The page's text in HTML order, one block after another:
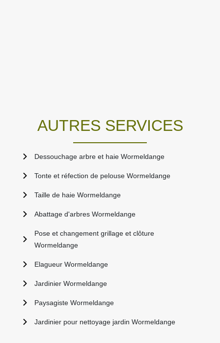
AUTRES SERVICES
Dessouchage arbre et haie Wormeldange
Tonte et réfection de pelouse Wormeldange
Taille de haie Wormeldange
Abattage d'arbres Wormeldange
Pose et changement grillage et clôture
Wormeldange
Elagueur Wormeldange
Jardinier Wormeldange
Paysagiste Wormeldange
Jardinier pour nettoyage jardin Wormeldange